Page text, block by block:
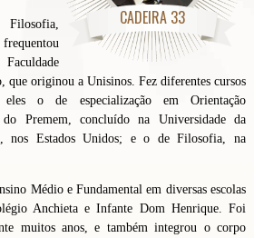
CADEIRA 33
Filosofia,
que originou a Unisinos. Fez diferentes cursos
eles o de especialização em Orientação
Premem, concluído na Universidade da
nos Estados Unidos; e o de Filosofia, na
Médio e Fundamental em diversas escolas
Anchieta e Infante Dom Henrique. Foi
muitos anos, e também integrou o corpo